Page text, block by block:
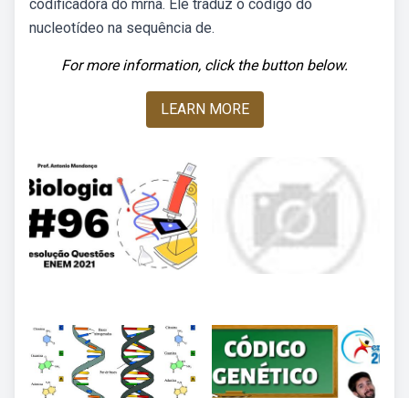
codificadora do mrna. Ele traduz o código do
nucleotídeo na sequência de.
For more information, click the button below.
LEARN MORE